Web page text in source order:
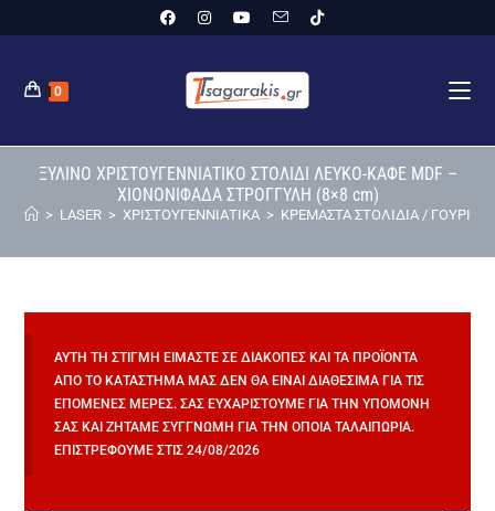
0
ΞΥΛΙΝΟ ΧΡΙΣΤΟΥΓΕΝΝΙΑΤΙΚΟ ΣΤΟΛΙΔΙ ΛΕΥΚΟ-ΚΑΦΕ MDF –
ΧΙΟΝΟΝΙΦΑΔΑ ΣΤΡΟΓΓΥΛΗ (8×8 cm)
> LASER > ΧΡΙΣΤΟΥΓΕΝΝΙΑΤΙΚΑ > ΚΡΕΜΑΣΤΑ ΣΤΟΛΙΔΙΑ / ΓΟΥΡΙΑ
ΑΥΤΉ ΤΗ ΣΤΙΓΜΉ ΕΊΜΑΣΤΕ ΣΕ ΔΙΑΚΟΠΈΣ ΚΑΙ ΤΑ ΠΡΟΪΌΝΤΑ
ΑΠΌ ΤΟ ΚΑΤΆΣΤΗΜΆ ΜΑΣ ΔΕΝ ΘΑ ΕΊΝΑΙ ΔΙΑΘΈΣΙΜΑ ΓΙΑ ΤΙΣ
ΕΠΌΜΕΝΕΣ ΜΈΡΕΣ. ΣΑΣ ΕΥΧΑΡΙΣΤΟΎΜΕ ΓΙΑ ΤΗΝ ΥΠΟΜΟΝΉ
ΣΑΣ ΚΑΙ ΖΗΤΆΜΕ ΣΥΓΓΝΏΜΗ ΓΙΑ ΤΗΝ ΌΠΟΙΑ ΤΑΛΑΙΠΩΡΊΑ.
ΕΠΙΣΤΡΈΦΟΥΜΕ ΣΤΙΣ 24/08/2026